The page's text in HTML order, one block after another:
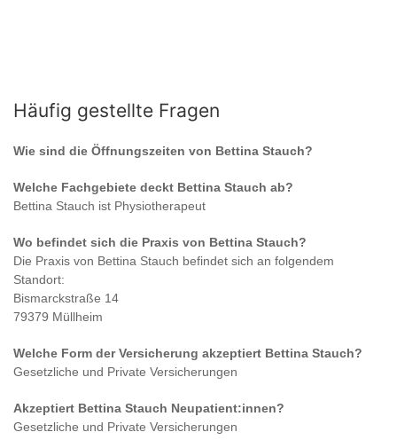
Häufig gestellte Fragen
Wie sind die Öffnungszeiten von Bettina Stauch?
Welche Fachgebiete deckt Bettina Stauch ab?
Bettina Stauch ist Physiotherapeut
Wo befindet sich die Praxis von Bettina Stauch?
Die Praxis von Bettina Stauch befindet sich an folgendem
Standort:
Bismarckstraße 14
79379 Müllheim
Welche Form der Versicherung akzeptiert Bettina Stauch?
Gesetzliche und Private Versicherungen
Akzeptiert Bettina Stauch Neupatient:innen?
Gesetzliche und Private Versicherungen